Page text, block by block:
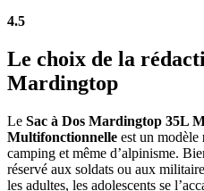
4.5
Le choix de la
Mardingtop
Le Sac à Dos Mardingtop 35L
Multifonctionnelle est un modèle
camping et même d’alpinisme.
réservé aux soldats ou aux
les adultes, les adolescents se